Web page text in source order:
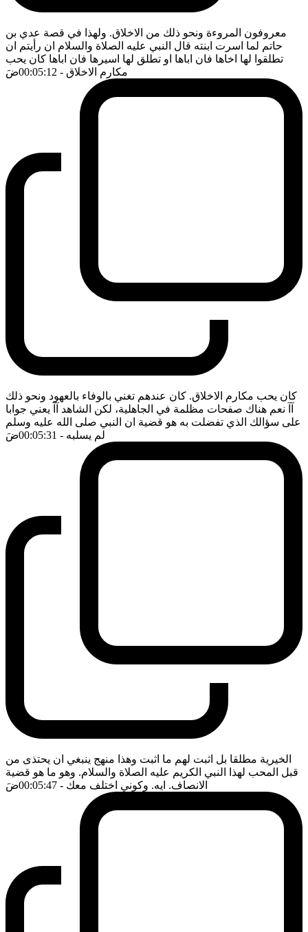
معروفون المروءة ونحو ذلك من الاخلاق. ولهذا في قصة عدي بن
حاتم لما اسرت ابنته قال النبي عليه الصلاة والسلام ان رأيتم ان
تطلقوا لها اخاها فان اباها او تطلق لها اسيرها فان اباها كان يحب
مكارم الاخلاق - 00:05:12 ضَ
كان يحب مكارم الاخلاق. كان عندهم تغني بالوفاء بالعهود ونحو ذلك
آآ نعم هناك صفحات مظلمة في الجاهلية، لكن الشاهد آآ يعني جوابا
على سؤالك الذي تفضلت به هو قضية ان النبي صلى الله عليه وسلم
لم يسلبه - 00:05:31 ضَ
الخيرية مطلقا بل اثبت لهم ما اثبت وهذا منهج ينبغي ان يحتذى من
قبل المحب لهذا النبي الكريم عليه الصلاة والسلام. وهو ما هو قضية
الانصاف. ايه. وكوني اختلف معك - 00:05:47 ضَ